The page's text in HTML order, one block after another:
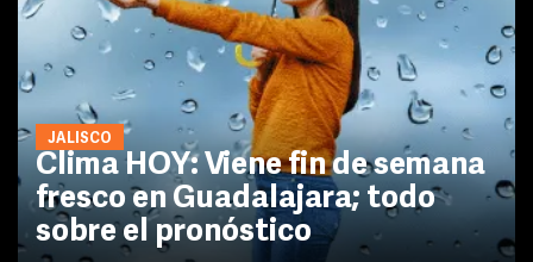
JALISCO
Clima HOY: Viene fin de semana
fresco en Guadalajara; todo
sobre el pronóstico